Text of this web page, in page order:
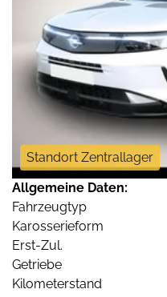
Standort Zentrallager
Allgemeine Daten:
Fahrzeugtyp
Karosserieform
Erst-Zul.
Getriebe
Kilometerstand